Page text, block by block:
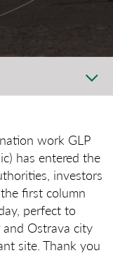
work GLP
has entered the
investors
first column
perfect to
Ostrava city
site. Thank you